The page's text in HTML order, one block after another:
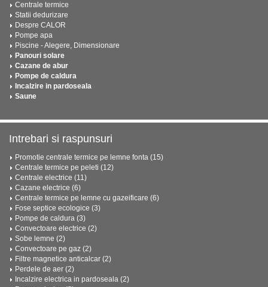
Centrale termice
Statii dedurizare
Despre CALOR
Pompe apa
Piscine - Alegere, Dimensionare
Panouri solare
Cazane de abur
Pompe de caldura
Incalzire in pardoseala
Saune
Intrebari si raspunsuri
Promotie centrale termice pe lemne fonta (15)
Centrale termice pe peleti (12)
Centrale electrice (11)
Cazane electrice (6)
Centrale termice pe lemne cu gazeificare (6)
Fose septice ecologice (3)
Pompe de caldura (3)
Convectoare electrice (2)
Sobe lemne (2)
Convectoare pe gaz (2)
Filtre magnetice anticalcar (2)
Perdele de aer (2)
Incalzire electrica in pardoseala (2)